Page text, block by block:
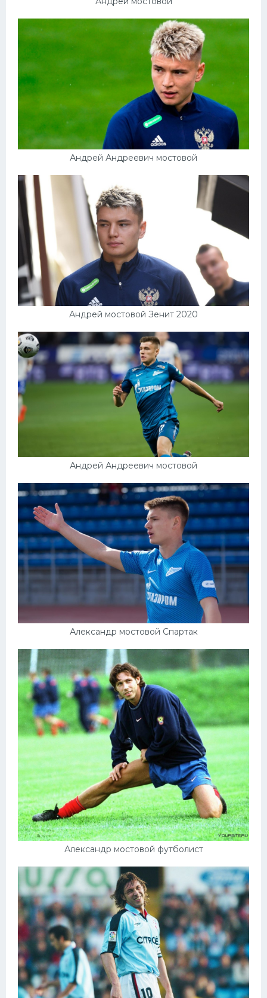
Андрей Андреевич мостовой
Андрей мостовой Зенит 2020
Андрей Андреевич мостовой
Александр мостовой Спартак
Александр мостовой футболист